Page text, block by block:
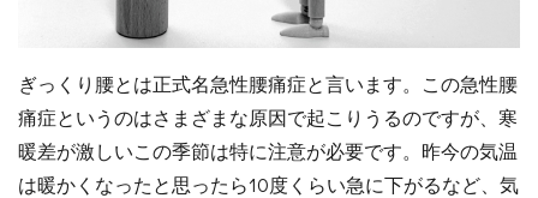
ぎっくり腰とは正式名急性腰痛症と言います。この急性腰
痛症というのはさまざまな原因で起こりうるのですが、寒
暖差が激しいこの季節は特に注意が必要です。昨今の気温
は暖かくなったと思ったら10度くらい急に下がるなど、気